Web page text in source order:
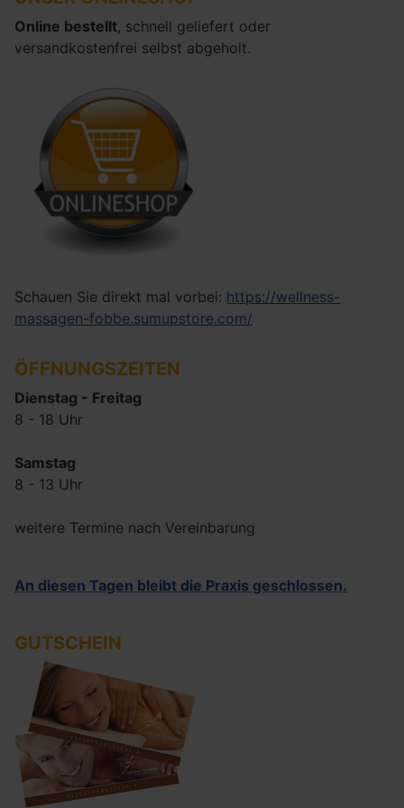
Online bestellt, schnell geliefert oder
versandkostenfrei selbst abgeholt.
Schauen Sie direkt mal vorbei: https://wellness-
massagen-fobbe.sumupstore.com/
ÖFFNUNGSZEITEN
Dienstag - Freitag
8 - 18 Uhr
Samstag
8 - 13 Uhr
weitere Termine nach Vereinbarung
An diesen Tagen bleibt die Praxis geschlossen.
GUTSCHEIN